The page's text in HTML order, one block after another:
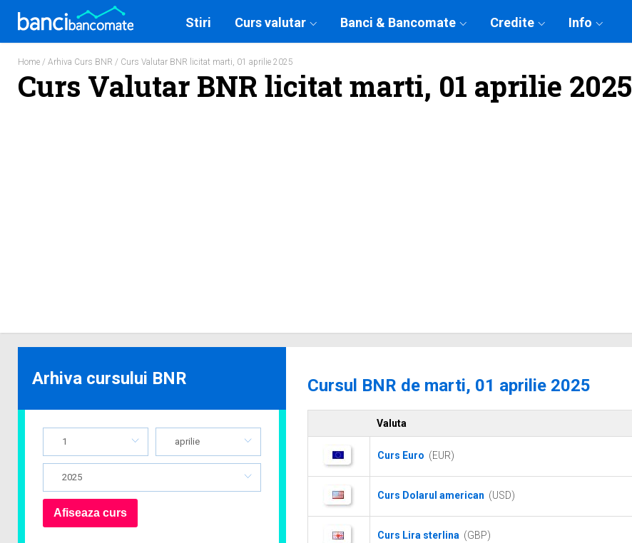
Stiri Curs valutar Banci & Bancomate Credite Info
Home / Arhiva Curs BNR / Curs Valutar BNR licitat marti, 01 aprilie 2025
Curs Valutar BNR licitat marti, 01 aprilie 2025
Cursul BNR de marti, 01 aprilie 2025
Valuta
Curs Euro (EUR)
Curs Dolarul american (USD)
Curs Lira sterlina (GBP)
Arhiva cursului BNR
1 aprilie
2025